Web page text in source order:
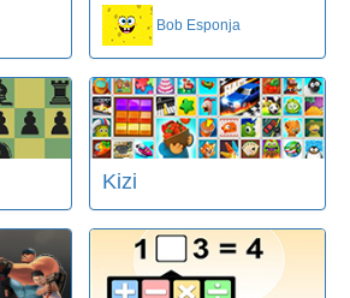
Bob Esponja
Kizi